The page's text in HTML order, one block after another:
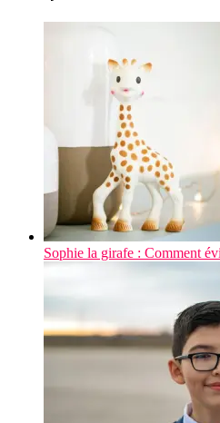
Sophie la girafe : Comment